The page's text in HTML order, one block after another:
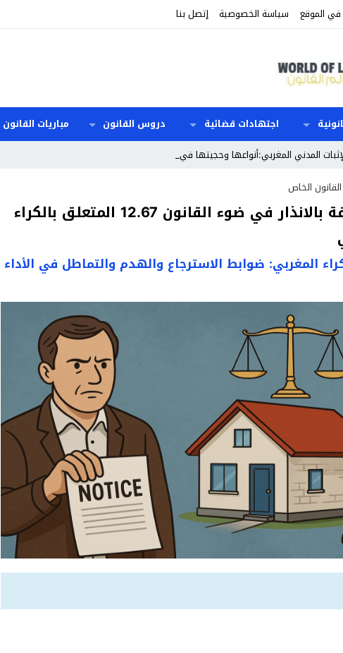
في الموقع سياسة الخصوصية إتصل بنا
اجتهادات قضائية دروس القانون مباريات القانون
المدني المغربي:أنواعها وحجيتها في قانون الالتز _
القانون الخاص
الاشكالات المتعلقة بالانذار في ضوء القانون 12.67 المتعلق بالكراء
المغربي: ضوابط الاسترجاع والهدم والتماطل في الأداء